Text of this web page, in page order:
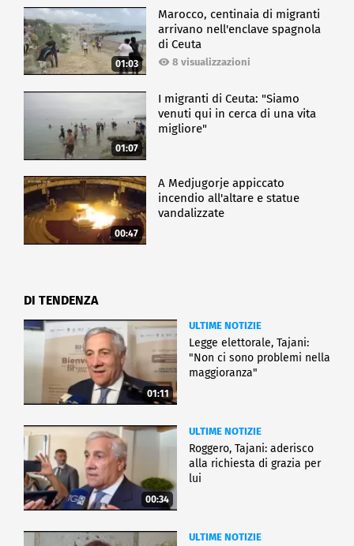
01:03
Marocco, centinaia di migranti
arrivano nell'enclave spagnola
di Ceuta
8 visualizzazioni
01:07
I migranti di Ceuta: "Siamo
venuti qui in cerca di una vita
migliore"
00:47
A Medjugorje appiccato
incendio all'altare e statue
vandalizzate
DI TENDENZA
01:11
ULTIME NOTIZIE
Legge elettorale, Tajani:
"Non ci sono problemi nella
maggioranza"
00:34
ULTIME NOTIZIE
Roggero, Tajani: aderisco
alla richiesta di grazia per
lui
ULTIME NOTIZIE